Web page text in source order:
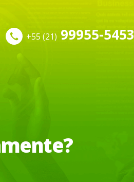
+55 (21) 99955-5453